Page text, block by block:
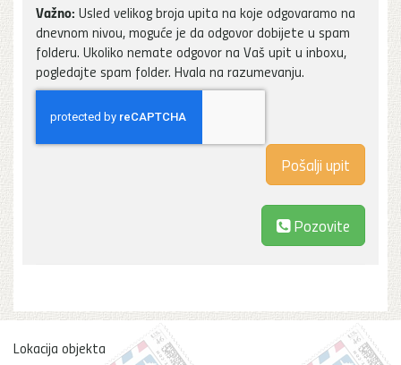
Važno: Usled velikog broja upita na koje odgovaramo na
dnevnom nivou, moguće je da odgovor dobijete u spam
folderu. Ukoliko nemate odgovor na Vaš upit u inboxu,
pogledajte spam folder. Hvala na razumevanju.
Pozovite
Lokacija objekta